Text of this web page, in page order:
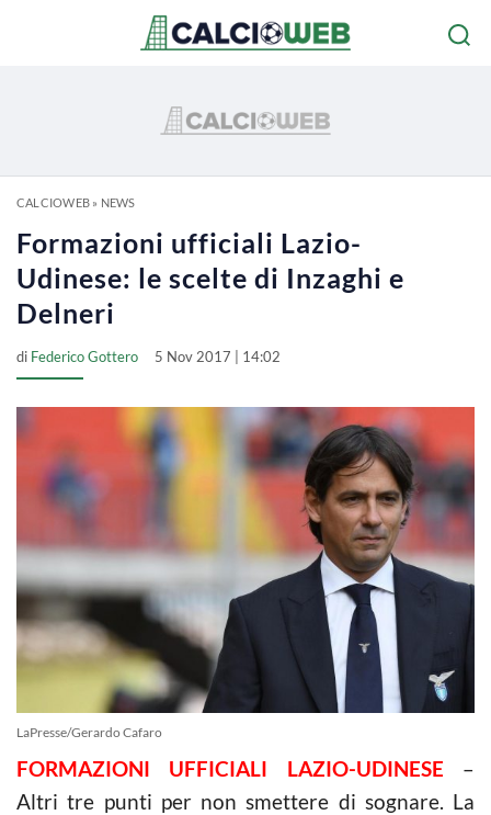
CALCIOWEB» NEWS
Formazioni ufficiali Lazio-
Udinese: le scelte di Inzaghi e
Delneri
di Federico Gottero 5 Nov 2017 | 14:02
LaPresse/Gerardo Cafaro
FORMAZIONI UFFICIALI LAZIO-UDINESE
–
Altri tre punti per non smettere di sognare. La